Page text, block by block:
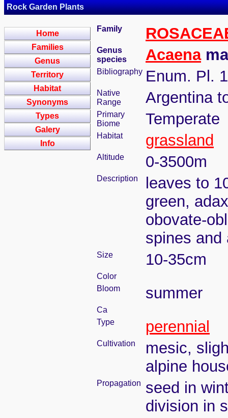
Rock Garden Plants
Home
Families
Genus
Territory
Habitat
Synonyms
Types
Galery
Info
Family
Genus
species
Acaena
Bibliography Enum. Pl.
Native
Range
Argentina
Primary
Biome
Temperate
Habitat grassland
Altitude 0-3500m
Description
leaves to
green,
obovate-
spines and
Size 10-35cm
Color
Bloom
summer
Ca
Type
perennial
Cultivation
mesic,
alpine
Propagation
seed in
division in